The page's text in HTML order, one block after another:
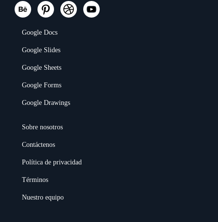
Google Docs
Google Slides
Google Sheets
Google Forms
Google Drawings
Sobre nosotros
Contáctenos
Política de privacidad
Términos
Nuestro equipo